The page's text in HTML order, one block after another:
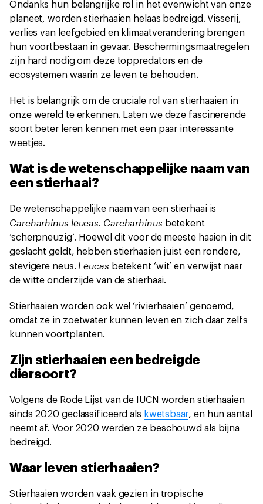
Ondanks hun belangrijke rol in het evenwicht van onze
planeet, worden stierhaaien helaas bedreigd. Visserij,
verlies van leefgebied en klimaatverandering brengen
hun voortbestaan in gevaar. Beschermingsmaatregelen
zijn hard nodig om deze toppredators en de
ecosystemen waarin ze leven te behouden.
Het is belangrijk om de cruciale rol van stierhaaien in
onze wereld te erkennen. Laten we deze fascinerende
soort beter leren kennen met een paar interessante
weetjes.
Wat is de wetenschappelijke naam van
een stierhaai?
De wetenschappelijke naam van een stierhaai is
Carcharhinus leucas. Carcharhinus betekent
‘scherpneuzig’. Hoewel dit voor de meeste haaien in dit
geslacht geldt, hebben stierhaaien juist een rondere,
stevigere neus. Leucas betekent ‘wit’ en verwijst naar
de witte onderzijde van de stierhaai.
Stierhaaien worden ook wel ‘rivierhaaien’ genoemd,
omdat ze in zoetwater kunnen leven en zich daar zelfs
kunnen voortplanten.
Zijn stierhaaien een bedreigde
diersoort?
Volgens de Rode Lijst van de IUCN worden stierhaaien
sinds 2020 geclassificeerd als kwetsbaar, en hun aantal
neemt af. Voor 2020 werden ze beschouwd als bijna
bedreigd.
Waar leven stierhaaien?
Stierhaaien worden vaak gezien in tropische